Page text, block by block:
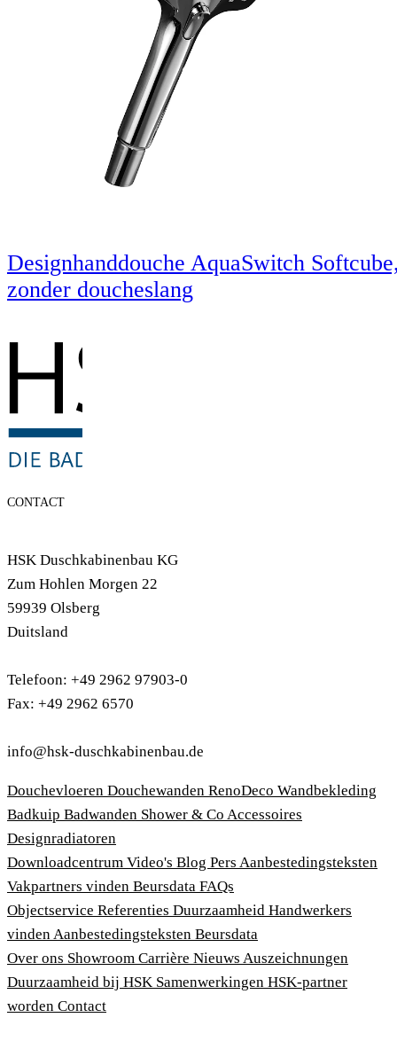
Designhanddouche AquaSwitch
zonder doucheslang
CONTACT
HSK Duschkabinenbau KG
Zum Hohlen Morgen 22
59939 Olsberg
Duitsland
Telefoon: +49 2962 97903-0
Fax: +49 2962 6570
info@hsk-duschkabinenbau.de
Douchevloeren Douchewanden RenoDeco Wandbekleding
Badkuip Badwanden Shower & Co Accessoires
Designradiatoren
Downloadcentrum Video's Blog Pers Aanbestedingsteksten
Vakpartners vinden Beursdata FAQs
Objectservice Referenties Duurzaamheid Handwerkers
vinden Aanbestedingsteksten Beursdata
Over ons Showroom Carrière Nieuws Auszeichnungen
Duurzaamheid bij HSK Samenwerkingen HSK-partner
worden Contact